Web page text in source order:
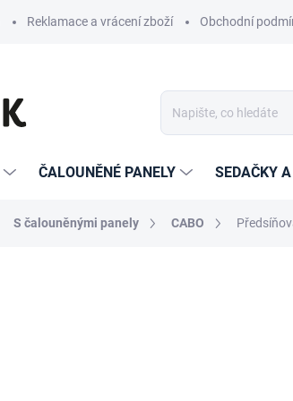
Reklamace a vrácení zboží Obchodní
ČALOUNĚNÉ PANELY SEDAČKY
S čalouněnými panely CABO